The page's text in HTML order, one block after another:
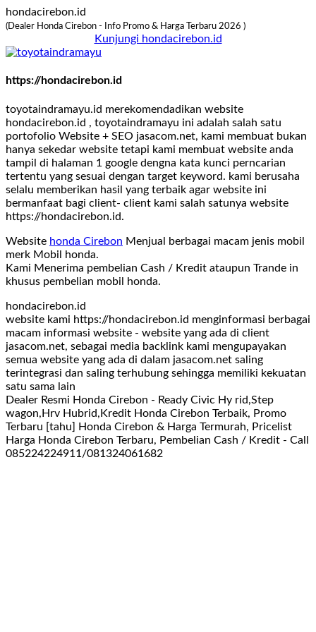
hondacirebon.id
(Dealer Honda Cirebon - Info Promo & Harga Terbaru 2026 )
Kunjungi hondacirebon.id
https://hondacirebon.id
toyotaindramayu.id merekomendadikan website
hondacirebon.id , toyotaindramayu ini adalah salah satu
portofolio Website + SEO jasacom.net, kami membuat bukan
hanya sekedar website tetapi kami membuat website anda
tampil di halaman 1 google dengna kata kunci perncarian
tertentu yang sesuai dengan target keyword. kami berusaha
selalu memberikan hasil yang terbaik agar website ini
bermanfaat bagi client- client kami salah satunya website
https://hondacirebon.id.
Website honda Cirebon Menjual berbagai macam jenis mobil
merk Mobil honda.
Kami Menerima pembelian Cash / Kredit ataupun Trande in
khusus pembelian mobil honda.
hondacirebon.id
website kami https://hondacirebon.id menginformasi berbagai
macam informasi website - website yang ada di client
jasacom.net, sebagai media backlink kami mengupayakan
semua website yang ada di dalam jasacom.net saling
terintegrasi dan saling terhubung sehingga memiliki kekuatan
satu sama lain
Dealer Resmi Honda Cirebon - Ready Civic Hy rid,Step
wagon,Hrv Hubrid,Kredit Honda Cirebon Terbaik, Promo
Terbaru [tahu] Honda Cirebon & Harga Termurah, Pricelist
Harga Honda Cirebon Terbaru, Pembelian Cash / Kredit - Call
085224224911/081324061682